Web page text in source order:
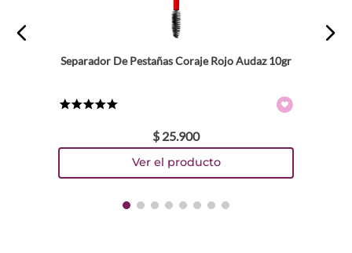
ENVIAR COMENTARIO
Separador De Pestañas Coraje Rojo Audaz 10gr
$ 25.900